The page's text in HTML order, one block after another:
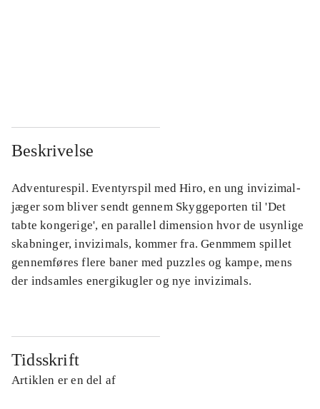
Beskrivelse
Adventurespil. Eventyrspil med Hiro, en ung invizimal-
jæger som bliver sendt gennem Skyggeporten til 'Det
tabte kongerige', en parallel dimension hvor de usynlige
skabninger, invizimals, kommer fra. Genmmem spillet
gennemføres flere baner med puzzles og kampe, mens
der indsamles energikugler og nye invizimals.
Tidsskrift
Artiklen er en del af